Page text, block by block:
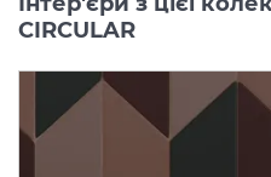
CIRCULAR